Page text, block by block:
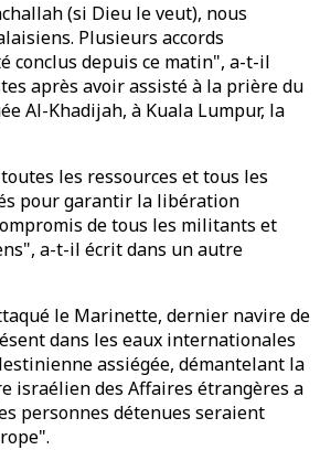
(si Dieu le veut), nous
Plusieurs accords
conclus depuis ce matin", a-t-il
après avoir assisté à la prière du
Al-Khadijah, à Kuala Lumpur, la
les ressources et tous les
pour garantir la libération
de tous les militants et
a-t-il écrit dans un autre
le Marinette, dernier navire de
dans les eaux internationales
assiégée, démantelant la
israélien des Affaires étrangères a
personnes détenues seraient